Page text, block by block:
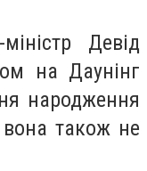
Девід
на Даунінг
народження
вона також не